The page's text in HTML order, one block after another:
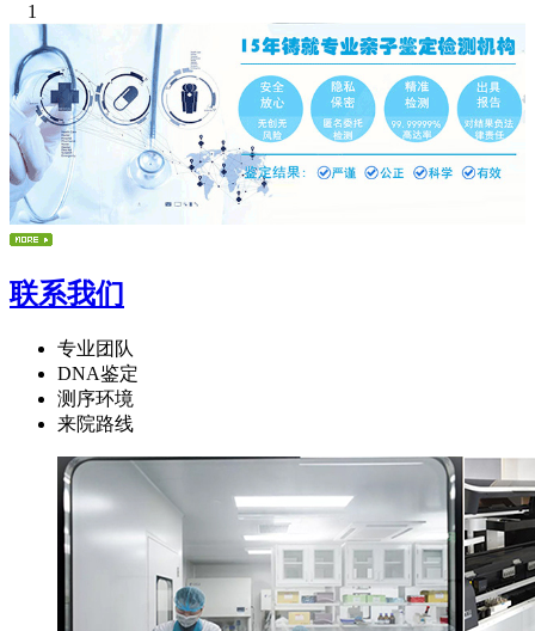
1
联系我们
专业团队
DNA鉴定
测序环境
来院路线